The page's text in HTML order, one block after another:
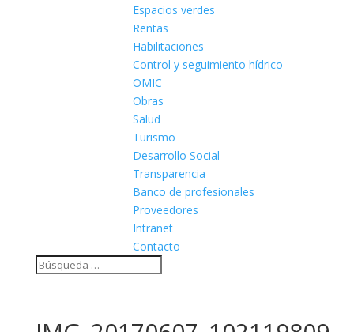
Espacios verdes
Rentas
Habilitaciones
Control y seguimiento hídrico
OMIC
Obras
Salud
Turismo
Desarrollo Social
Transparencia
Banco de profesionales
Proveedores
Intranet
Contacto